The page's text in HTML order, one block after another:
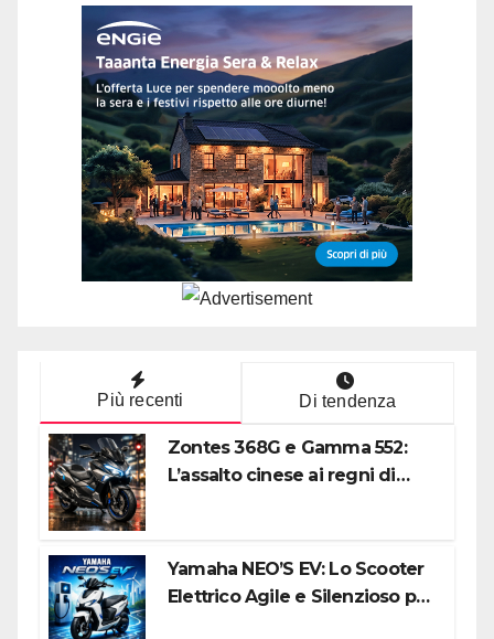
Più recenti Di tendenza
Zontes 368G e Gamma 552:
L’assalto cinese ai regni di
Yamaha NEO’S EV: Lo Scooter
Elettrico Agile e Silenzioso per